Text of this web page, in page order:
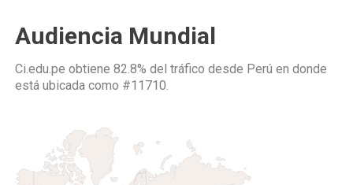
Audiencia Mundial
Ci.edu.pe obtiene 82.8% del tráfico desde Perú en donde
está ubicada como #11710.